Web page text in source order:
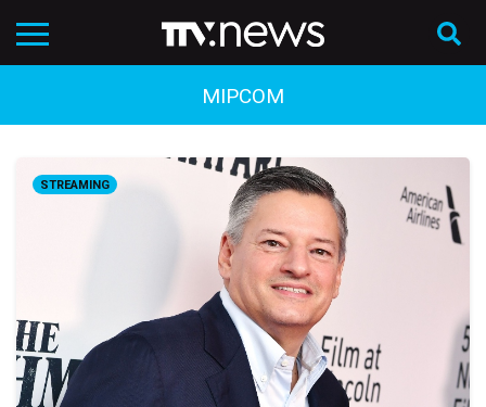
MIPCOM
STREAMING